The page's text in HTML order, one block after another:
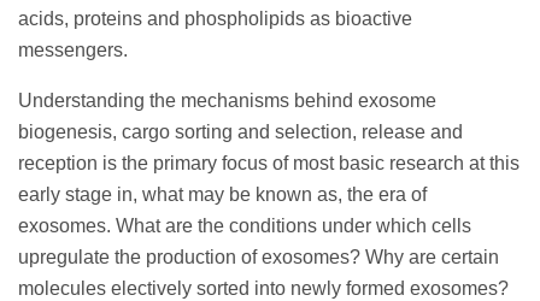
acids, proteins and phospholipids as bioactive
messengers.
Understanding the mechanisms behind exosome
biogenesis, cargo sorting and selection, release and
reception is the primary focus of most basic research at this
early stage in, what may be known as, the era of
exosomes. What are the conditions under which cells
upregulate the production of exosomes? Why are certain
molecules electively sorted into newly formed exosomes?